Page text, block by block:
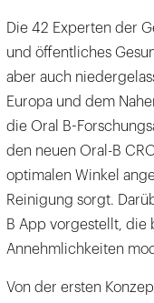
Die 42 Experten der
und öffentliches
aber auch
Europa und dem
die Oral B-
den neuen Oral-B
optimalen Winkel
Reinigung sorgt.
B App vorgestellt, die
Annehmlichkeiten
Von der ersten